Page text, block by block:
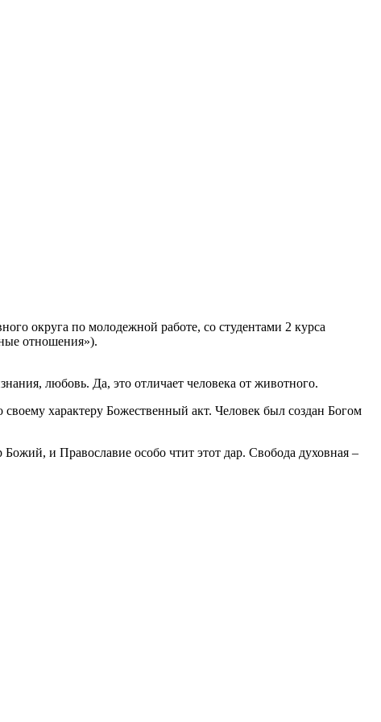
округа по молодежной работе, со студентами 2 курса
отношения»).
любовь. Да, это отличает человека от животного.
характеру Божественный акт. Человек был создан Богом
и Православие особо чтит этот дар. Свобода духовная –